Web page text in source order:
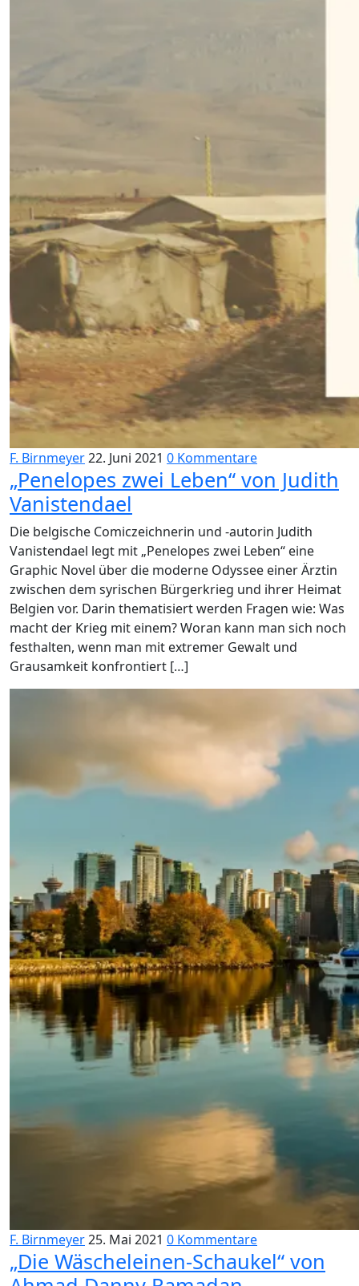
F. Birnmeyer22. Juni 2021 0 Kommentare
„Penelopes zwei Leben“ von Judith
Vanistendael
Die belgische Comiczeichnerin und -autorin Judith
Vanistendael legt mit „Penelopes zwei Leben“ eine
Graphic Novel über die moderne Odyssee einer Ärztin
zwischen dem syrischen Bürgerkrieg und ihrer Heimat
Belgien vor. Darin thematisiert werden Fragen wie: Was
macht der Krieg mit einem? Woran kann man sich noch
festhalten, wenn man mit extremer Gewalt und
Grausamkeit konfrontiert […]
F. Birnmeyer25. Mai 2021 0 Kommentare
„Die Wäscheleinen-Schaukel“ von